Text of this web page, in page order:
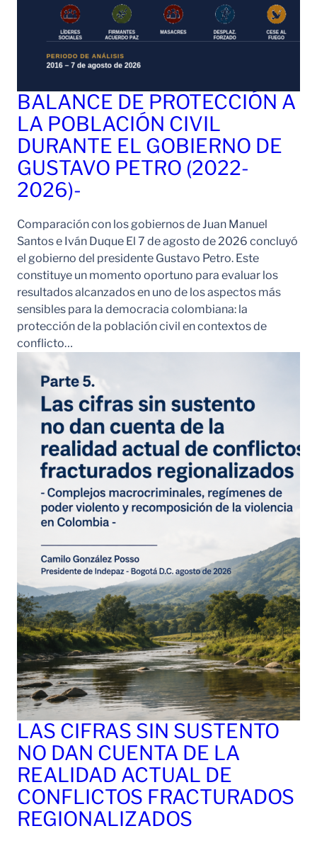
BALANCE DE PROTECCIÓN A
LA POBLACIÓN CIVIL
DURANTE EL GOBIERNO DE
GUSTAVO PETRO (2022-
2026)-
Comparación con los gobiernos de Juan Manuel
Santos e Iván Duque El 7 de agosto de 2026 concluyó
el gobierno del presidente Gustavo Petro. Este
constituye un momento oportuno para evaluar los
resultados alcanzados en uno de los aspectos más
sensibles para la democracia colombiana: la
protección de la población civil en contextos de
conflicto…
LAS CIFRAS SIN SUSTENTO
NO DAN CUENTA DE LA
REALIDAD ACTUAL DE
CONFLICTOS FRACTURADOS
REGIONALIZADOS